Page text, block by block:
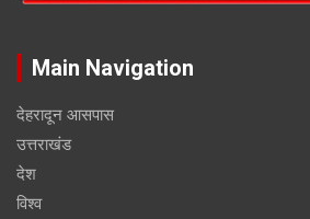
Main Navigation
देहरादून आसपास
उत्तराखंड
देश
विश्व